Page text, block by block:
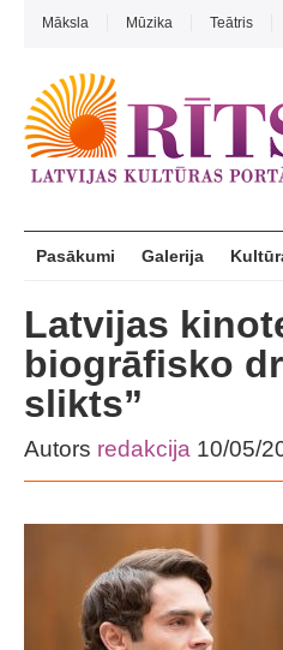
Māksla Mūzika Teātris
Pasākumi Galerija
Latvijas
biogrāfisko
slikts”
Autors redakcija 10/05/